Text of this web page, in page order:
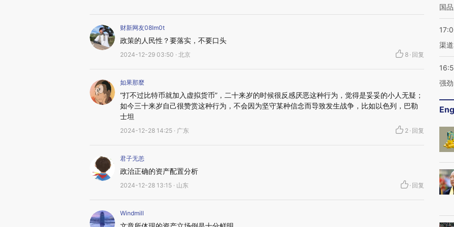
财新网友08Im0t
政策的人民性？要落实，不要口头
2024-12-29 03:50 · 北京 8 · 回复
如果那麼
“打不过比特币就加入虚拟货币”，二十来岁的时候很反感厌恶这种行为，觉得是妥妥的小人无疑；
如今三十来岁自己很赞赏这种行为，不会因为坚守某种信念而导致发生战争，比如以色列，巴勒
士坦
2024-12-28 14:25 · 广东 2 · 回复
君子无恙
政治正确的资产配置分析
2024-12-28 13:15 · 山东 · 回复
Windmill
国
渠
强